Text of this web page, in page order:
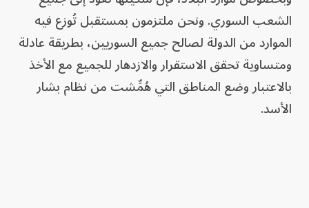
الشعب السوري. ونحن ملتزمون بمستقبل تُوزع فيه
الموارد من الدولة لصالح جميع السوريين، بطريقة عادلة
ومتساوية تحقق الاستقرار والازدهار للجميع مع الأخذ
بالاعتبار وضع المناطق التي هُمِّشت من نظام بشار
الأسد.